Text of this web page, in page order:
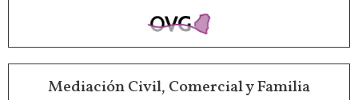
Mediación Civil, Comercial y Familia